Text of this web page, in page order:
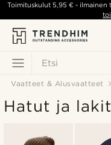
Etsi
Toimituskulut5,95 € - ilmainen
Vaatteet & Alusvaatteet
Hatut ja lakit